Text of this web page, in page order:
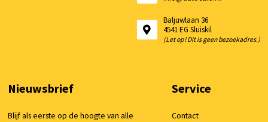
Baljuwlaan 36
4541 EG Sluiskil
(Let op! Dit is geen bezoekadres.)
Nieuwsbrief
Blijf als eerste op de hoogte van alle
Service
Contact